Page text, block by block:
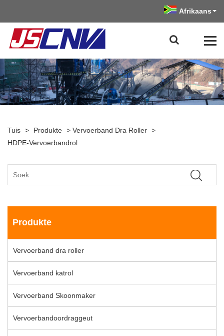
Afrikaans
Tuis > Produkte > Vervoerband Dra Roller >
HDPE-Vervoerbandrol
Produkte
Vervoerband dra roller
Vervoerband katrol
Vervoerband Skoonmaker
Vervoerbandoordraggeut